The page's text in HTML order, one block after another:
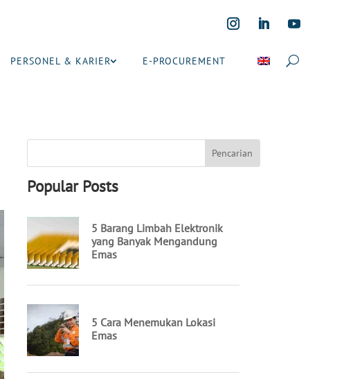
PERSONEL & KARIER E-PROCUREMENT
Popular Posts